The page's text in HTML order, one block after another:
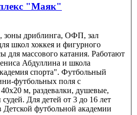
"Маяк"
зоны дриблинга, ОФП, зал
школ хоккея и фигурного
для массового катания. Работают
Абдуллина и школа
спорта". Футбольный
футбольных поля с
м, раздевалки, душевые,
Для детей от 3 до 16 лет
Детской футбольной академии